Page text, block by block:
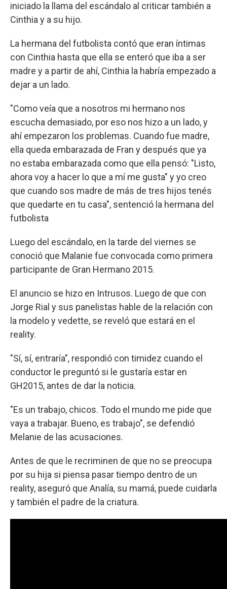
iniciado la llama del escándalo al criticar también a
Cinthia y a su hijo.
La hermana del futbolista contó que eran íntimas
con Cinthia hasta que ella se enteró que iba a ser
madre y a partir de ahí, Cinthia la habría empezado a
dejar a un lado.
"Como veía que a nosotros mi hermano nos
escucha demasiado, por eso nos hizo a un lado, y
ahí empezaron los problemas. Cuando fue madre,
ella queda embarazada de Fran y después que ya
no estaba embarazada como que ella pensó: "Listo,
ahora voy a hacer lo que a mí me gusta" y yo creo
que cuando sos madre de más de tres hijos tenés
que quedarte en tu casa", sentenció la hermana del
futbolista
Luego del escándalo, en la tarde del viernes se
conoció que Malanie fue convocada como primera
participante de Gran Hermano 2015.
El anuncio se hizo en Intrusos. Luego de que con
Jorge Rial y sus panelistas hable de la relación con
la modelo y vedette, se reveló que estará en el
reality.
"Sí, sí, entraría", respondió con timidez cuando el
conductor le preguntó si le gustaría estar en
GH2015, antes de dar la noticia.
"Es un trabajo, chicos. Todo el mundo me pide que
vaya a trabajar. Bueno, es trabajo", se defendió
Melanie de las acusaciones.
Antes de que le recriminen de que no se preocupa
por su hija si piensa pasar tiempo dentro de un
reality, aseguró que Analía, su mamá, puede cuidarla
y también el padre de la criatura.